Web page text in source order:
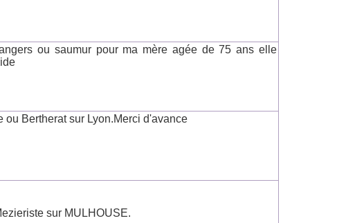
ou saumur pour ma mère agée de 75 ans elle
Bertherat sur Lyon.Merci d'avance
sur MULHOUSE.